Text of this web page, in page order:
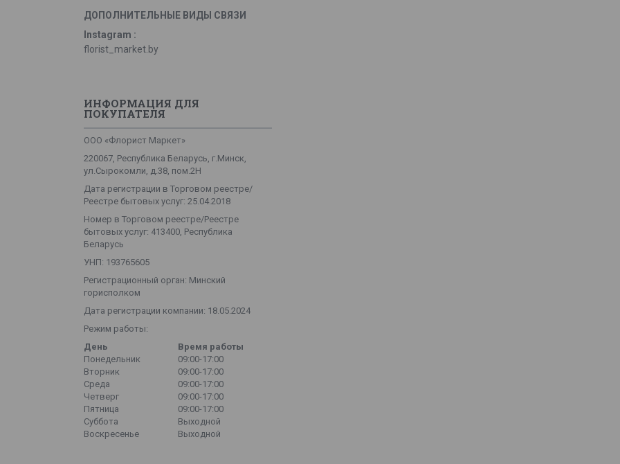
Instagram
florist_market.by
ИНФОРМАЦИЯ ДЛЯ
ПОКУПАТЕЛЯ
ООО «Флорист Маркет»
220067, Республика Беларусь, г.Минск,
ул.Сырокомли, д.38, пом.2Н
Дата регистрации в Торговом реестре/
Реестре бытовых услуг: 25.04.2018
Номер в Торговом реестре/Реестре
бытовых услуг: 413400, Республика
Беларусь
УНП: 193765605
Регистрационный орган: Минский
горисполком
Дата регистрации компании: 18.05.2024
Режим работы:
День
Время работы
Понедельник
09:00-17:00
Вторник
09:00-17:00
Среда
09:00-17:00
Четверг
09:00-17:00
Пятница
09:00-17:00
Суббота
Выходной
Воскресенье
Выходной